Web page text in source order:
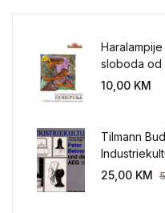
sloboda od
sveta
10,00 KM
Tilmann
AEG 1907-
25,00 KM